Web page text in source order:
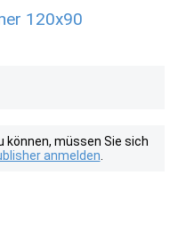
120x90
müssen Sie sich
anmelden